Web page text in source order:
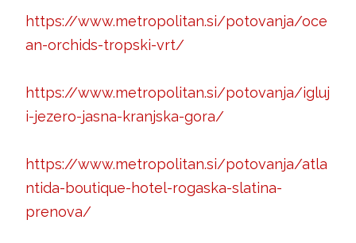
https://www.metropolitan.si/potovanja/oce
an-orchids-tropski-vrt/
https://www.metropolitan.si/potovanja/igluj
i-jezero-jasna-kranjska-gora/
https://www.metropolitan.si/potovanja/atla
ntida-boutique-hotel-rogaska-slatina-
prenova/